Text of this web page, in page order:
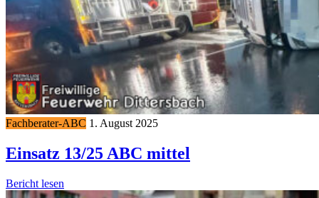
Fachberater-ABC 1. August 2025
Einsatz 13/25 ABC mittel
Bericht lesen